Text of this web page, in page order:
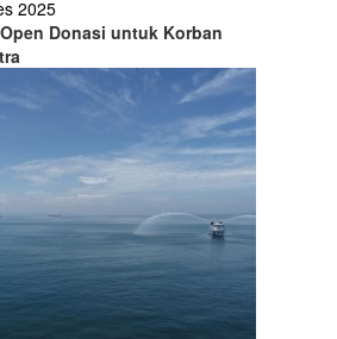
2025
Donasi untuk Korban